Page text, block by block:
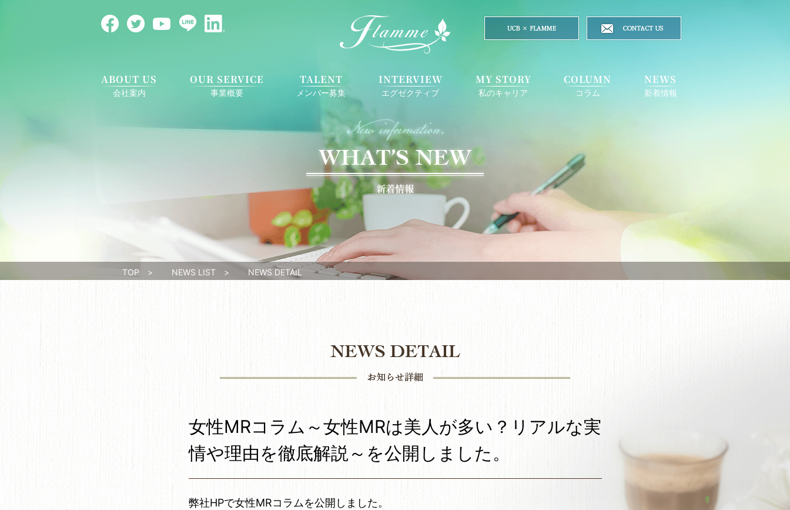
ABOUT US
会社案内
OUR SERVICE
事業概要
TALENT
メンバー募集
INTERVIEW
エグゼクティブ
MY STORY
私のキャリア
COLUMN
コラム
NEWS
新着情報
TOP > NEWS LIST > NEWS DETAIL
女性MRコラム～女性MRは美人が多い？リアルな実
情や理由を徹底解説～を公開しました。
弊社HPで女性MRコラムを公開しました。